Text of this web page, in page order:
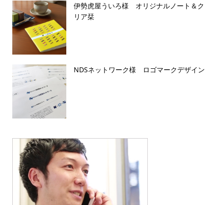
伊勢虎屋ういろ様 オリジナルノート＆ク
リア栞
NDSネットワーク様 ロゴマークデザイン